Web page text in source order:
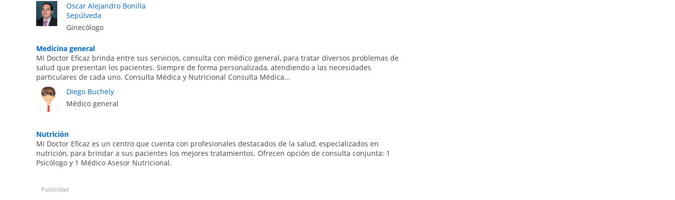
Oscar Alejandro Bonilla
Sepúlveda
Ginecólogo
Medicina general
Mi Doctor Eficaz brinda entre sus servicios, consulta con médico general, para tratar diversos problemas de
salud que presentan los pacientes. Siempre de forma personalizada, atendiendo a las necesidades
particulares de cada uno. Consulta Médica y Nutricional Consulta Médica...
Diego Buchely
Médico general
Nutrición
Mi Doctor Eficaz es un centro que cuenta con profesionales destacados de la salud, especializados en
nutrición, para brindar a sus pacientes los mejores tratamientos. Ofrecen opción de consulta conjunta: 1
Psicólogo y 1 Médico Asesor Nutricional.
Publicidad